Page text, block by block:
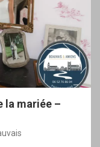
la mariée –